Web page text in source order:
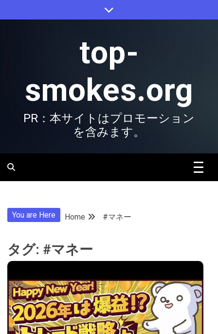
to
top-
smokes.org
PR：本サイトはプロモーション
を含みます。
You are Here Home #マネー
タグ: #マネー